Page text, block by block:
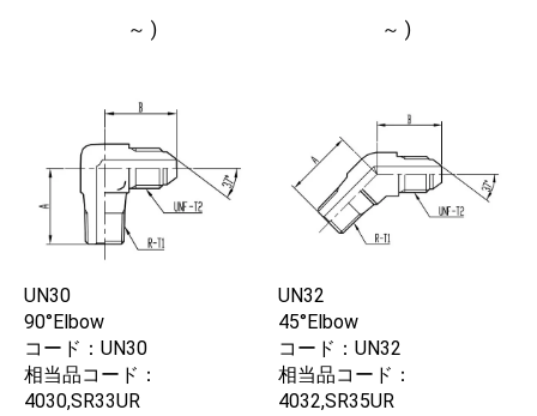
～ )
～ )
UN30
90°Elbow
コード：UN30
相当品コード：
4030,SR33UR
UN32
45°Elbow
コード：UN32
相当品コード：
4032,SR35UR